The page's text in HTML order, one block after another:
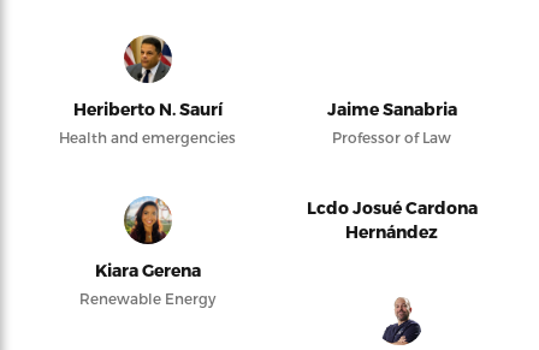
Heriberto N. Saurí
Health and emergencies
Jaime Sanabria
Professor of Law
Kiara Gerena
Renewable Energy
Lcdo Josué Cardona
Hernández